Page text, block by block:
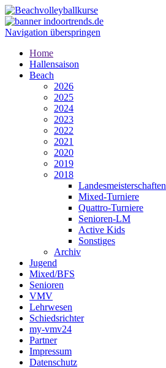
Navigation überspringen
Home
Hallensaison
Beach
2026
2025
2024
2023
2022
2021
2020
2019
2018
Landesmeisterschaften
Mixed-Turniere
Quattro-Turniere
Senioren-LM
Active Kids
Sonstiges
Archiv
Jugend
Mixed/BFS
Senioren
VMV
Lehrwesen
Schiedsrichter
my-vmv24
Partner
Impressum
Datenschutz